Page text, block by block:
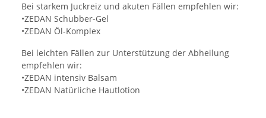
Bei starkem Juckreiz und akuten Fällen empfehlen wir:
•ZEDAN Schubber-Gel
•ZEDAN Öl-Komplex
Bei leichten Fällen zur Unterstützung der Abheilung
empfehlen wir:
•ZEDAN intensiv Balsam
•ZEDAN Natürliche Hautlotion